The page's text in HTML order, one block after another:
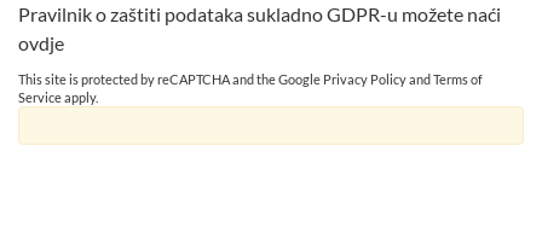
Pravilnik o zaštiti podataka sukladno GDPR-u možete naći
ovdje
This site is protected by reCAPTCHA and the Google Privacy PolicyandTerms of
Serviceapply.